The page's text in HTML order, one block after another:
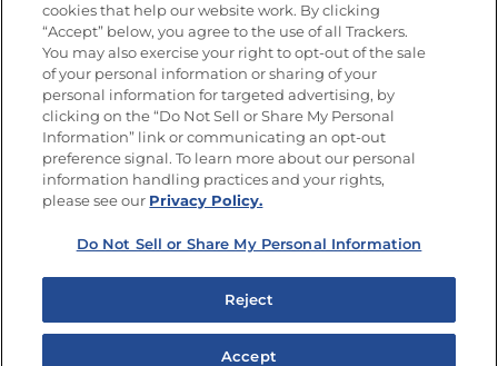
Email(Obligatorio)
SÍGUENOS EN LAS REDES SOCIALES
Política de privacidad
No vender ni compartir mis datos personales
Copyright © 2026 Goya Foods, Inc. Todos los derechos reservados.
cookies that help our website work. By clicking
“Accept” below, you agree to the use of all Trackers.
You may also exercise your right to opt-out of the sale
of your personal information or sharing of your
personal information for targeted advertising, by
clicking on the “Do Not Sell or Share My Personal
Information” link or communicating an opt-out
preference signal. To learn more about our personal
information handling practices and your rights,
please see our Privacy Policy.
Do Not Sell or Share My Personal Information
Reject
Accept